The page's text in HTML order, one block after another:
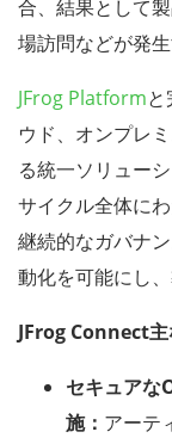
合、結果として
場訪問などが発
JFrog Platform
ウド、オンプレ
る統一ソリュー
サイクル全体に
継続的なガバナ
動化を可能にし
JFrog Connect主
セキュアな
施： アーテ